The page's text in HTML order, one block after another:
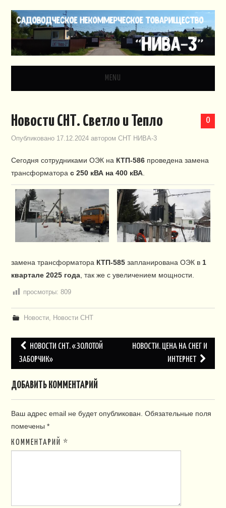
MENU
ВИДЕО
ПЛАН СНТ
НАПИСАТЬ!
0
Новости СНТ. Светло и Тепло
Опубликовано 17.12.2024 авторомСНТ НИВА-3
Сегодня сотрудниками ОЭК на КТП-586 проведена замена
трансформаторас 250 кВА на 400 кВА.
замена трансформатора КТП-585 запланирована ОЭК в1
квартале 2025 года, так же с увеличением мощности.
просмотры: 809
Новости, Новости СНТ
Навигация
по
НОВОСТИ СНТ. «ЗОЛОТОЙ
ЗАБОРЧИК»
НОВОСТИ. ЦЕНА НА СНЕГ И
ИНТЕРНЕТ
ДОБАВИТЬ КОММЕНТАРИЙ
Ваш адрес email не будет опубликован. Обязательные поля
помечены*
КОММЕНТАРИЙ*